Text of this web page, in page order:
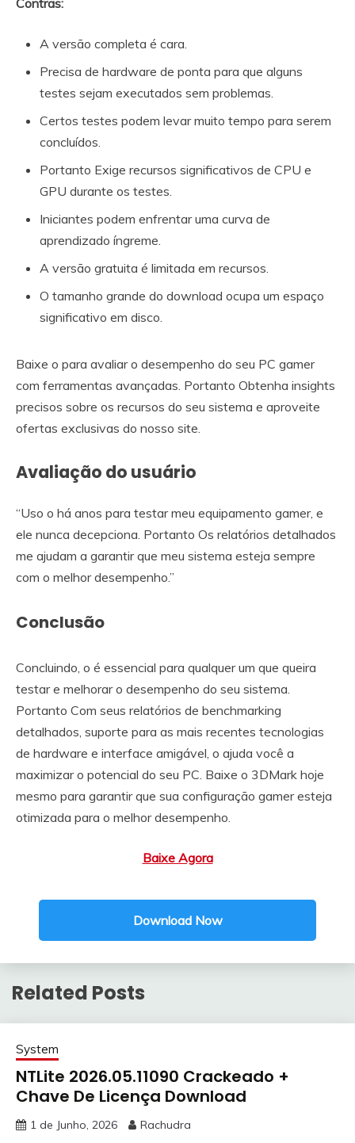
A versão completa é cara.
Precisa de hardware de ponta para que alguns
testes sejam executados sem problemas.
Certos testes podem levar muito tempo para serem
concluídos.
Portanto Exige recursos significativos de CPU e
GPU durante os testes.
Iniciantes podem enfrentar uma curva de
aprendizado íngreme.
A versão gratuita é limitada em recursos.
O tamanho grande do download ocupa um espaço
significativo em disco.
Baixe o para avaliar o desempenho do seu PC gamer
com ferramentas avançadas. Portanto Obtenha insights
precisos sobre os recursos do seu sistema e aproveite
ofertas exclusivas do nosso site.
Avaliação do usuário
“Uso o há anos para testar meu equipamento gamer, e
ele nunca decepciona. Portanto Os relatórios detalhados
me ajudam a garantir que meu sistema esteja sempre
com o melhor desempenho.”
Conclusão
Concluindo, o é essencial para qualquer um que queira
testar e melhorar o desempenho do seu sistema.
Portanto Com seus relatórios de benchmarking
detalhados, suporte para as mais recentes tecnologias
de hardware e interface amigável, o ajuda você a
maximizar o potencial do seu PC. Baixe o 3DMark hoje
mesmo para garantir que sua configuração gamer esteja
otimizada para o melhor desempenho.
Baixe Agora
Download Now
Related Posts
System
NTLite 2026.05.11090 Crackeado +
Chave De Licença Download
1 de Junho, 2026 Rachudra